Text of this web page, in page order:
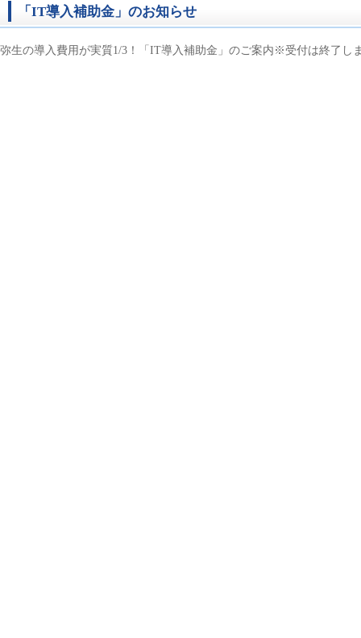
「IT導入補助金」のお知らせ
弥生の導入費用が実質1/3！「IT導入補助金」のご案内 ※受付は終了し